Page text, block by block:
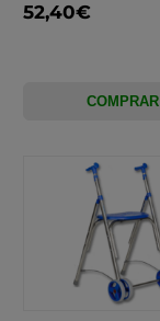
52,40€
COMPRAR